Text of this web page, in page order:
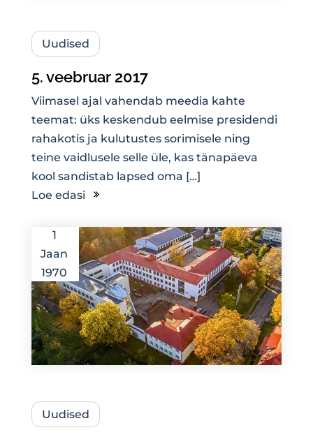
Uudised
5. veebruar 2017
Viimasel ajal vahendab meedia kahte
teemat: üks keskendub eelmise presidendi
rahakotis ja kulutustes sorimisele ning
teine vaidlusele selle üle, kas tänapäeva
kool sandistab lapsed oma […]
Loe edasi
1
Jaan
1970
Uudised